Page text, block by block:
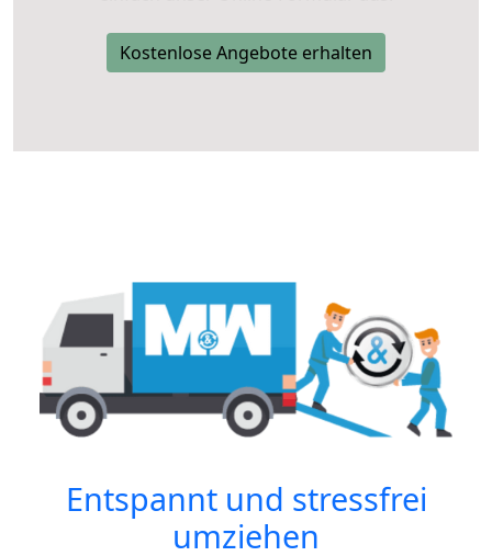
Kostenlose Angebote erhalten
Entspannt und stressfrei
umziehen